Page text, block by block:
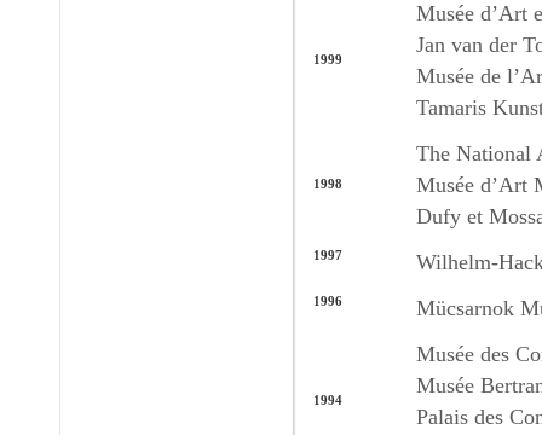
1999
Musée d’Art
Jan van der
Musée de
Tamaris
1998
The National
Musée d’Art
Dufy et
1997 Wilhelm-
1996 Mücsarnok
1994
Musée des
Musée
Palais des